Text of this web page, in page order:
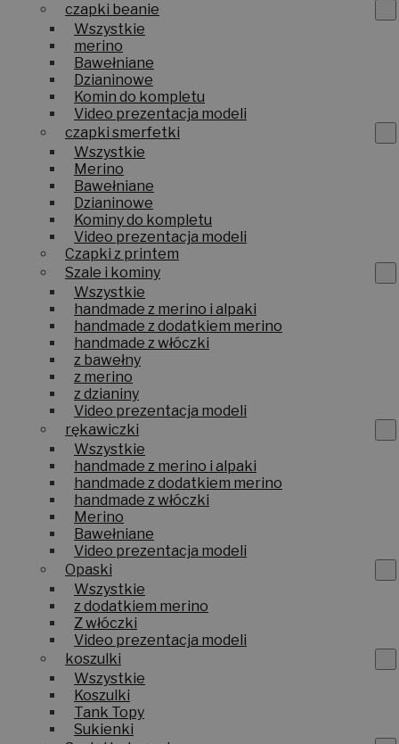
czapki beanie
Wszystkie
merino
Bawełniane
Dzianinowe
Komin do kompletu
Video prezentacja modeli
czapki smerfetki
Wszystkie
Merino
Bawełniane
Dzianinowe
Kominy do kompletu
Video prezentacja modeli
Czapki z printem
Szale i kominy
Wszystkie
handmade z merino i alpaki
handmade z dodatkiem merino
handmade z włóczki
z bawełny
z merino
z dzianiny
Video prezentacja modeli
rękawiczki
Wszystkie
handmade z merino i alpaki
handmade z dodatkiem merino
handmade z włóczki
Merino
Bawełniane
Video prezentacja modeli
Opaski
Wszystkie
z dodatkiem merino
Z włóczki
Video prezentacja modeli
koszulki
Wszystkie
Koszulki
Tank Topy
Sukienki